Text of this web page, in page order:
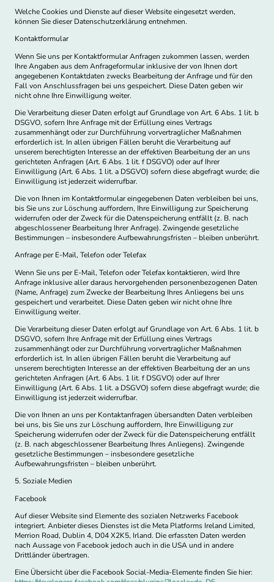
Welche Cookies und Dienste auf dieser Website eingesetzt werden,
können Sie dieser Datenschutzerklärung entnehmen.
Kontaktformular
Wenn Sie uns per Kontaktformular Anfragen zukommen lassen, werden
Ihre Angaben aus dem Anfrageformular inklusive der von Ihnen dort
angegebenen Kontaktdaten zwecks Bearbeitung der Anfrage und für den
Fall von Anschlussfragen bei uns gespeichert. Diese Daten geben wir
nicht ohne Ihre Einwilligung weiter.
Die Verarbeitung dieser Daten erfolgt auf Grundlage von Art. 6 Abs. 1 lit. b
DSGVO, sofern Ihre Anfrage mit der Erfüllung eines Vertrags
zusammenhängt oder zur Durchführung vorvertraglicher Maßnahmen
erforderlich ist. In allen übrigen Fällen beruht die Verarbeitung auf
unserem berechtigten Interesse an der effektiven Bearbeitung der an uns
gerichteten Anfragen (Art. 6 Abs. 1 lit. f DSGVO) oder auf Ihrer
Einwilligung (Art. 6 Abs. 1 lit. a DSGVO) sofern diese abgefragt wurde; die
Einwilligung ist jederzeit widerrufbar.
Die von Ihnen im Kontaktformular eingegebenen Daten verbleiben bei uns,
bis Sie uns zur Löschung auffordern, Ihre Einwilligung zur Speicherung
widerrufen oder der Zweck für die Datenspeicherung entfällt (z. B. nach
abgeschlossener Bearbeitung Ihrer Anfrage). Zwingende gesetzliche
Bestimmungen – insbesondere Aufbewahrungsfristen – bleiben unberührt.
Anfrage per E-Mail, Telefon oder Telefax
Wenn Sie uns per E-Mail, Telefon oder Telefax kontaktieren, wird Ihre
Anfrage inklusive aller daraus hervorgehenden personenbezogenen Daten
(Name, Anfrage) zum Zwecke der Bearbeitung Ihres Anliegens bei uns
gespeichert und verarbeitet. Diese Daten geben wir nicht ohne Ihre
Einwilligung weiter.
Die Verarbeitung dieser Daten erfolgt auf Grundlage von Art. 6 Abs. 1 lit. b
DSGVO, sofern Ihre Anfrage mit der Erfüllung eines Vertrags
zusammenhängt oder zur Durchführung vorvertraglicher Maßnahmen
erforderlich ist. In allen übrigen Fällen beruht die Verarbeitung auf
unserem berechtigten Interesse an der effektiven Bearbeitung der an uns
gerichteten Anfragen (Art. 6 Abs. 1 lit. f DSGVO) oder auf Ihrer
Einwilligung (Art. 6 Abs. 1 lit. a DSGVO) sofern diese abgefragt wurde; die
Einwilligung ist jederzeit widerrufbar.
Die von Ihnen an uns per Kontaktanfragen übersandten Daten verbleiben
bei uns, bis Sie uns zur Löschung auffordern, Ihre Einwilligung zur
Speicherung widerrufen oder der Zweck für die Datenspeicherung entfällt
(z. B. nach abgeschlossener Bearbeitung Ihres Anliegens). Zwingende
gesetzliche Bestimmungen – insbesondere gesetzliche
Aufbewahrungsfristen – bleiben unberührt.
5. Soziale Medien
Facebook
Auf dieser Website sind Elemente des sozialen Netzwerks Facebook
integriert. Anbieter dieses Dienstes ist die Meta Platforms Ireland Limited,
Merrion Road, Dublin 4, D04 X2K5, Irland. Die erfassten Daten werden
nach Aussage von Facebook jedoch auch in die USA und in andere
Drittländer übertragen.
Eine Übersicht über die Facebook Social-Media-Elemente finden Sie hier: